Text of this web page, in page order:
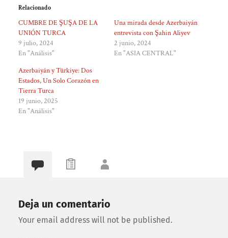
Relacionado
CUMBRE DE ŞUŞA DE LA
UNIÓN TURCA
9 julio, 2024
En "Análisis"
Una mirada desde Azerbaiyán
entrevista con Şahin Aliyev
2 junio, 2024
En "ASIA CENTRAL"
Azerbaiyán y Türkiye: Dos
Estados, Un Solo Corazón en
Tierra Turca
19 junio, 2025
En "Análisis"
Deja un comentario
Your email address will not be published.